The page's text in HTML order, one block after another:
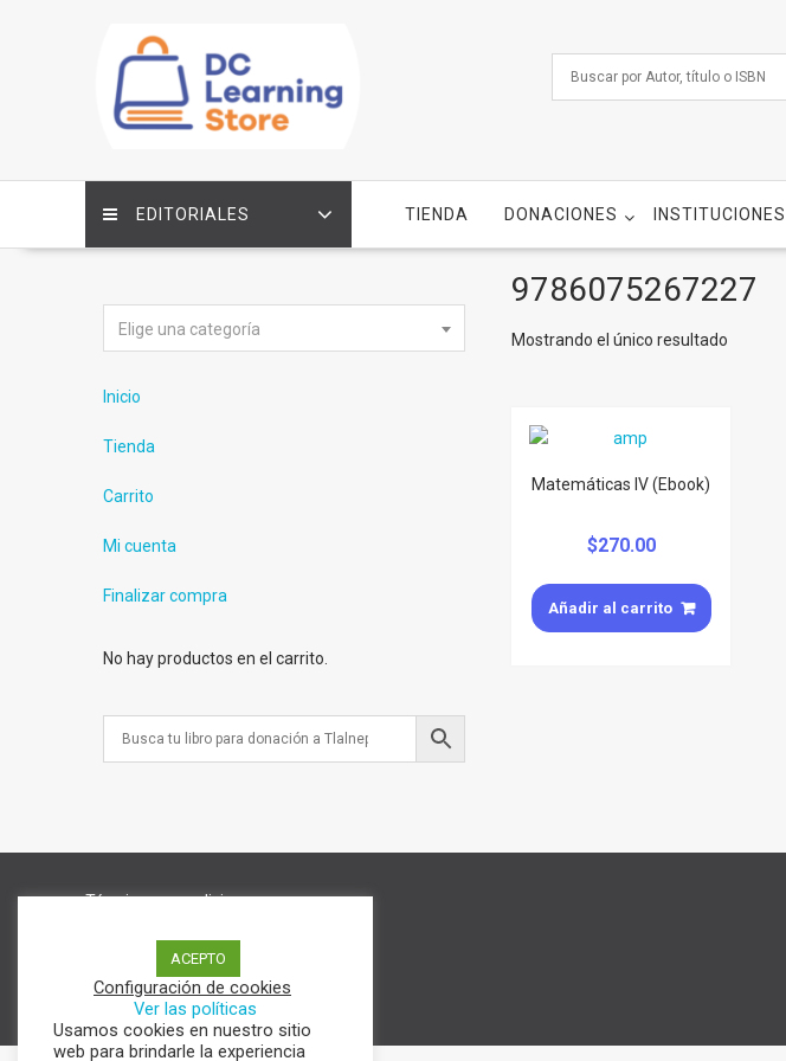
EDITORIALES TIENDA DONACIONES INSTITUCIONES
9786075267227
Mostrando el único resultado
Matemáticas IV (Ebook)
$270.00
Añadir al carrito
Elige una categoría
Inicio
Tienda
Carrito
Mi cuenta
Finalizar compra
No hay productos en el carrito.
Términos y condiciones
Política de cookies
ACEPTO
Configuración de cookies
Ver las políticas
Usamos cookies en nuestro sitio
web para brindarle la experiencia